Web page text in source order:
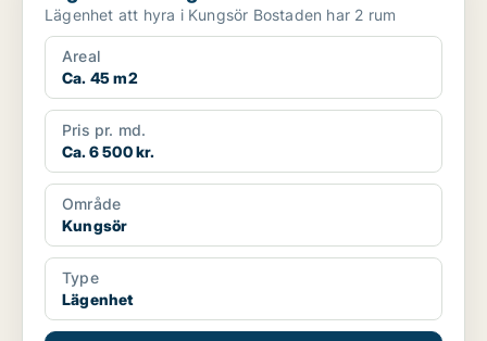
Lägenhet att hyra i Kungsör Bostaden har 2 rum
Areal
Ca. 45 m2
Pris pr. md.
Ca. 6 500 kr.
Område
Kungsör
Type
Lägenhet